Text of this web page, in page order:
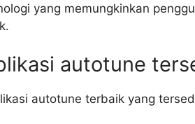
yang memungkinkan
autotune
autotune terbaik yang